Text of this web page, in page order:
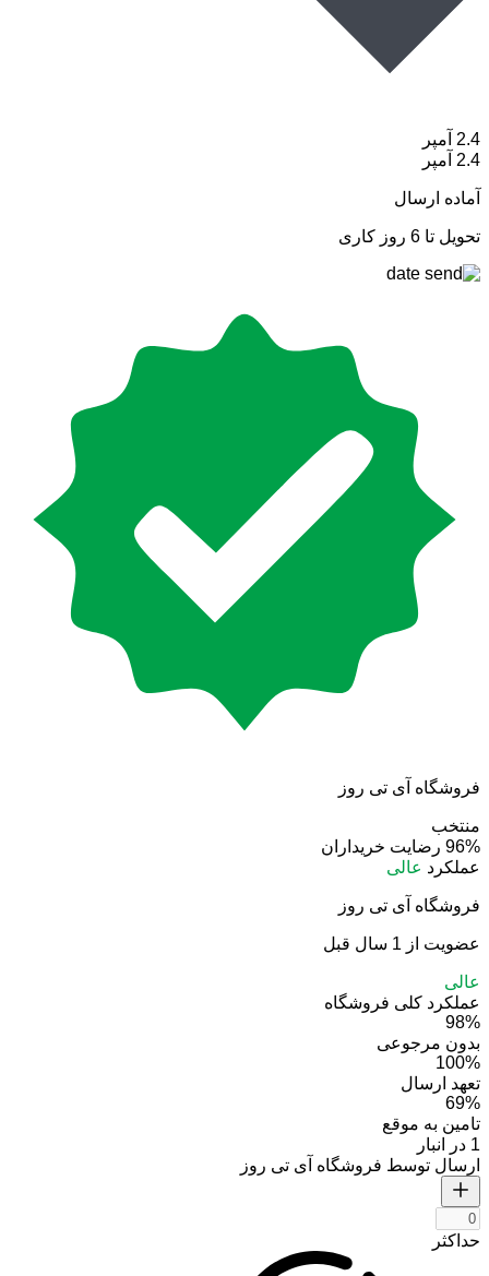
2.4 آمپر
2.4 آمپر
آماده ارسال
تحویل تا 6 روز کاری
فروشگاه آی تی روز
منتخب
96% رضایت خریداران
عملکرد عالی
فروشگاه آی تی روز
عضویت از 1 سال قبل
عالی
عملکرد کلی فروشگاه
98%
بدون مرجوعی
100%
تعهد ارسال
69%
تامین به موقع
1 در انبار
ارسال توسط فروشگاه آی تی روز
حداکثر